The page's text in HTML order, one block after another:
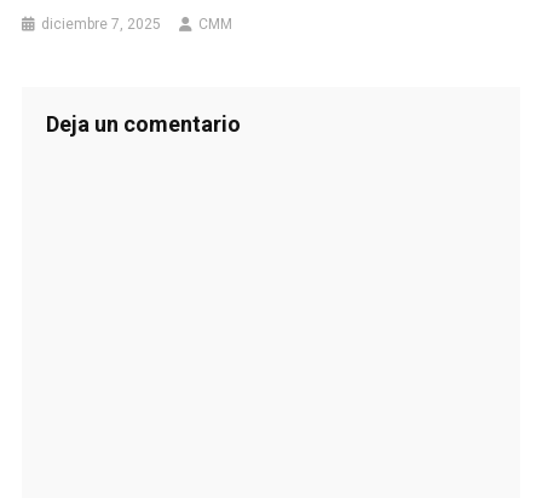
diciembre 7, 2025 CMM
Deja un comentario